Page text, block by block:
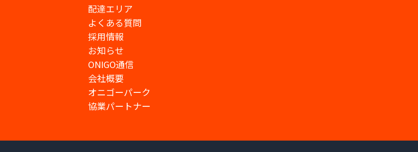
配達エリア
よくある質問
採用情報
お知らせ
ONIGO通信
会社概要
オニゴーパーク
協業パートナー